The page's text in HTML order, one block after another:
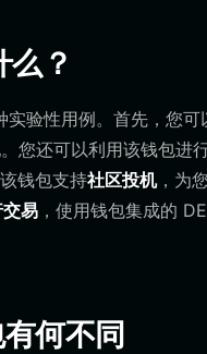
？
验性用例。首先，您可
您还可以利用该钱包进
钱包支持社区投机，为
易 ，使用钱包集成的
何不同